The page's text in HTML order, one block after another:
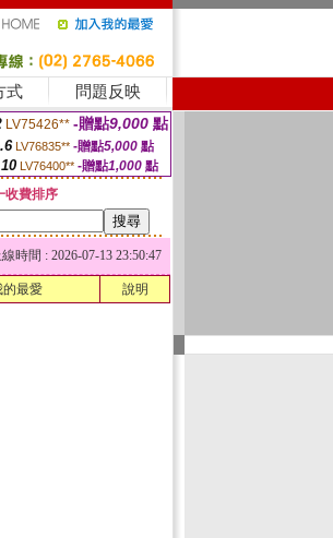
式 問題反映
LV75426** -贈點9,000 點
LV76835** -贈點5,000點
LV76400** -贈點1,000 點
收費排序
時間 : 2026-07-13 23:50:47
的最愛 說明